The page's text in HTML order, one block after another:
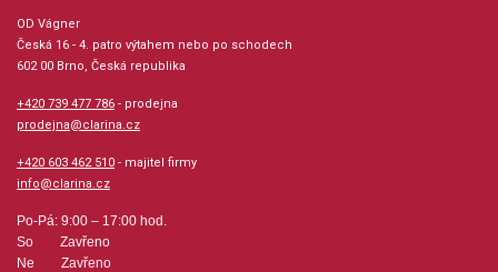
Karneol vi. WK
OD Vágner
Česká 16 - 4. patro výtahem nebo po schodech
602 00 Brno, Česká republika
+420 739 477 786 - prodejna
prodejna@clarina.cz
+420 603 462 510 - majitel firmy
info@clarina.cz
Po-Pá: 9:00 – 17:00 hod.
So Zavřeno
Ne Zavřeno